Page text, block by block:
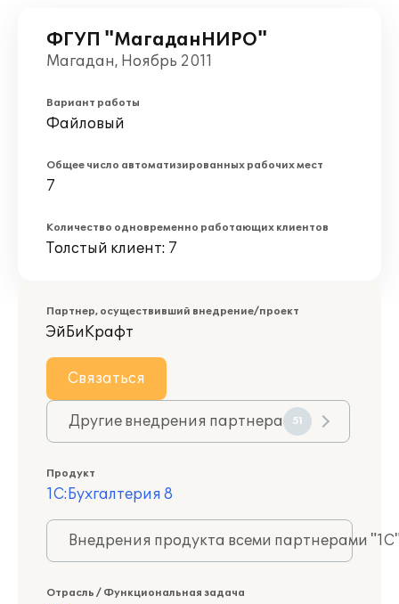
ФГУП "МагаданНИРО"
Магадан, Ноябрь 2011
Вариант работы
Файловый
Общее число автоматизированных рабочих мест
7
Количество одновременно работающих клиентов
Толстый клиент: 7
Партнер, осуществивший внедрение/проект
ЭйБиКрафт
Связаться
Другие внедрения партнера 51
Продукт
1С:Бухгалтерия 8
Внедрения продукта всеми партнерами
Отрасль / Функциональная задача